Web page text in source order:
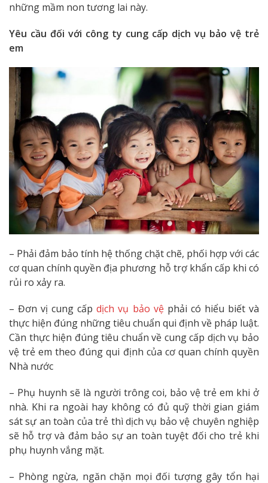
những mầm non tương lai này.
Yêu cầu đối với công ty cung cấp dịch vụ bảo vệ trẻ
em
– Phải đảm bảo tính hệ thống chặt chẽ, phối hợp với các
cơ quan chính quyền địa phương hỗ trợ khẩn cấp khi có
rủi ro xảy ra.
– Đơn vị cung cấpdịch vụ bảo vệphải có hiểu biết và
thực hiện đúng những tiêu chuẩn qui định về pháp luật.
Cần thực hiện đúng tiêu chuẩn về cung cấp dịch vụ bảo
vệ trẻ em theo đúng qui định của cơ quan chính quyền
Nhà nước
– Phụ huynh sẽ là người trông coi, bảo vệ trẻ em khi ở
nhà. Khi ra ngoài hay không có đủ quỹ thời gian giám
sát sự an toàn của trẻ thì dịch vụ bảo vệ chuyên nghiệp
sẽ hỗ trợ và đảm bảo sự an toàn tuyệt đối cho trẻ khi
phụ huynh vắng mặt.
– Phòng ngừa, ngăn chặn mọi đối tượng gây tổn hại